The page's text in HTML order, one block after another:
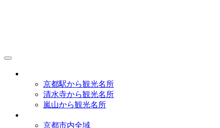
京都駅から観光名所
清水寺から観光名所
嵐山から観光名所
京都市内全域